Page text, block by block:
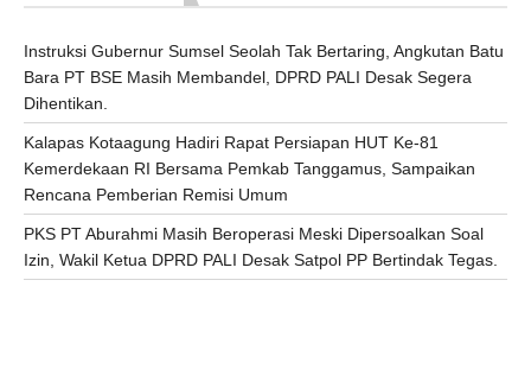
Instruksi Gubernur Sumsel Seolah Tak Bertaring, Angkutan Batu
Bara PT BSE Masih Membandel, DPRD PALI Desak Segera
Dihentikan.
Kalapas Kotaagung Hadiri Rapat Persiapan HUT Ke-81
Kemerdekaan RI Bersama Pemkab Tanggamus, Sampaikan
Rencana Pemberian Remisi Umum
PKS PT Aburahmi Masih Beroperasi Meski Dipersoalkan Soal
Izin, Wakil Ketua DPRD PALI Desak Satpol PP Bertindak Tegas.